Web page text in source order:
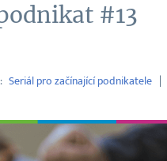
#13
Seriál pro začínající podnikatele